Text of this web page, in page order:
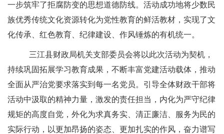
一步筑牢了拒腐防变的思想道德防线。活动成功地将少数民
族优秀传统文化资源转化为党性教育的鲜活教材，实现了文
化传承、红色教育、纪律建设、作风锤炼的有机统一。
三江县财政局机关支部委员会将以此次活动为契机，
持续巩固拓展学习教育成果，不断丰富党建活动载体，推动
全面从严治党要求落实到每一名党员。引导全体财政干部将
活动中汲取的精神力量，激发的责任担当，内化为严守纪律
规矩的高度自觉，外化为求真务实、清正廉洁、服务为民的
实际行动，以更加昂扬的姿态、更加扎实的作风，奋力谱写